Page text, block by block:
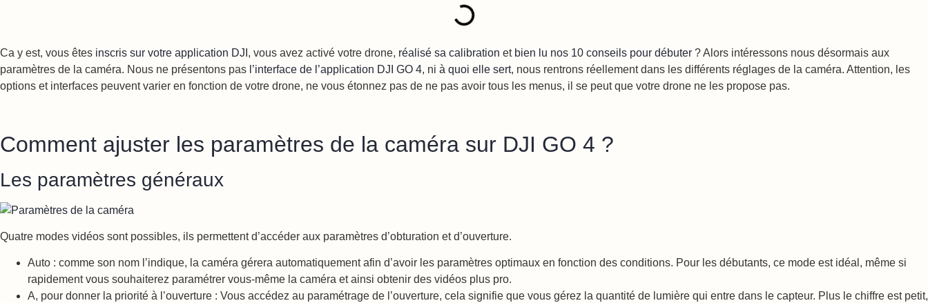
Ca y est, vous êtes inscris sur votre application DJI , vous avez activé votre drone, réalisé sa calibration et bien lu nos 10 conseils pour débuter ? Alors intéressons nous désormais aux
paramètres de la caméra. Nous ne présentons pas l’interface de l’application DJI GO 4, ni à quoi elle sert, nous rentrons réellement dans les différents réglages de la caméra. Attention, les
options et interfaces peuvent varier en fonction de votre drone, ne vous étonnez pas de ne pas avoir tous les menus, il se peut que votre drone ne les propose pas.
Comment ajuster les paramètres de la caméra sur DJI GO 4 ?
Les paramètres généraux
Quatre modes vidéos sont possibles, ils permettent d’accéder aux paramètres d’obturation et d’ouverture.
Auto : comme son nom l’indique, la caméra gérera automatiquement afin d’avoir les paramètres optimaux en fonction des conditions. Pour les débutants, ce mode est idéal, même si
rapidement vous souhaiterez paramétrer vous-même la caméra et ainsi obtenir des vidéos plus pro.
A, pour donner la priorité à l’ouverture : Vous accédez au paramétrage de l’ouverture, cela signifie que vous gérez la quantité de lumière qui entre dans le capteur. Plus le chiffre est petit,